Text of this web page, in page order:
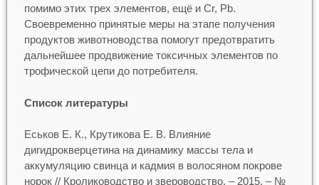
помимо этих трех элементов, ещё и Cr, Pb.
Своевременно принятые меры на этапе получения
продуктов животноводства помогут предотвратить
дальнейшее продвижение токсичных элементов по
трофической цепи до потребителя.
Список литературы
Еськов Е. К., Крутикова Е. В. Влияние
дигидрокверцетина на динамику массы тела и
аккумуляцию свинца и кадмия в волосяном покрове
норок // Кролиководство и звероводство. – 2015. – №